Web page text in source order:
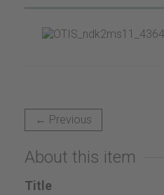
← Previous
About this item
Title